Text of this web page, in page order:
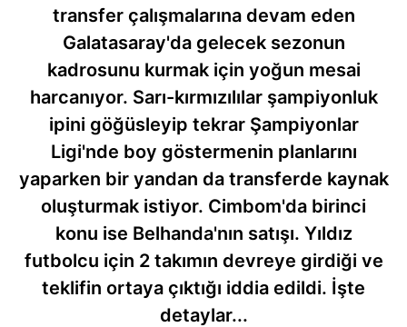
transfer çalışmalarına devam eden
Galatasaray'da gelecek sezonun
kadrosunu kurmak için yoğun mesai
harcanıyor. Sarı-kırmızılılar şampiyonluk
ipini göğüsleyip tekrar Şampiyonlar
Ligi'nde boy göstermenin planlarını
yaparken bir yandan da transferde kaynak
oluşturmak istiyor. Cimbom'da birinci
konu ise Belhanda'nın satışı. Yıldız
futbolcu için 2 takımın devreye girdiği ve
teklifin ortaya çıktığı iddia edildi. İşte
detaylar...